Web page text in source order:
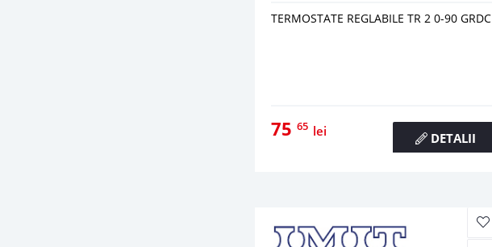
TERMOSTATE REGLABILE TR 2 0-90 GRDC
75 65 lei DETALII